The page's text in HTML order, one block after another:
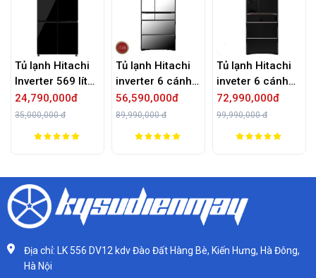
Tủ lạnh Hitachi
Inverter 569 lít
R-WB640PGV1
GCK
24,790,000đ
35,000,000 đ
Tủ lạnh Hitachi
inverter 6 cánh
520 lít R-
HW530NV X
56,590,000đ
89,990,000 đ
Tủ lạnh Hitachi
inveter 6 cánh
R-G620KV XK
72,990,000đ
99,990,000 đ
Địa chỉ: LK 556 DV12 kdv Đào Đất Hàng Bè, Kiến Hưng, Hà Đông,
Hà Nội